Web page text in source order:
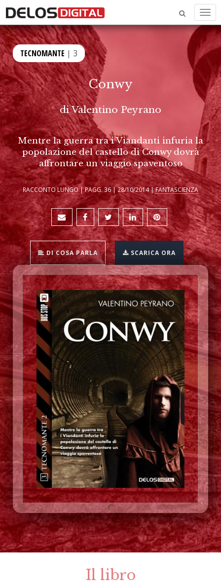
TECNOMANTE | 3
Conwy
diValentino Peyrano
Mentre la guerra tra i Viandanti infuria la
popolazione del castello di Conwy dovrà
affrontare un viaggio spaventoso
RACCONTO LUNGO | PAGG. 36 | 28/10/2014 |FANTASCIENZA
DI COSA PARLA SCARICA ORA
Il libro